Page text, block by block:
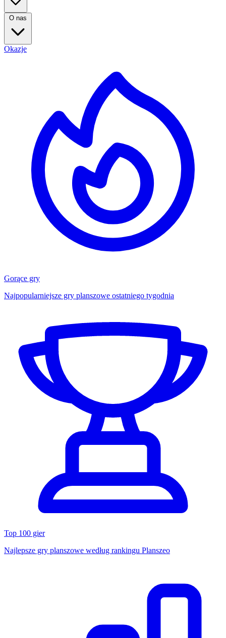
O nas
Okazje
Gorące gry
Najpopularniejsze gry planszowe ostatniego tygodnia
Top 100 gier
Najlepsze gry planszowe według rankingu Planszeo